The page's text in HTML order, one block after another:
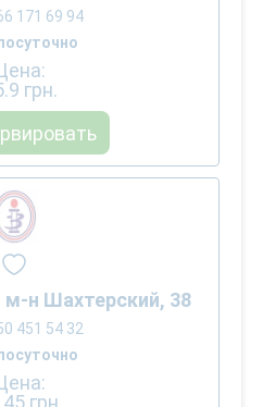
171 69 94
грн.
н Шахтерский, 38
451 54 32
грн.